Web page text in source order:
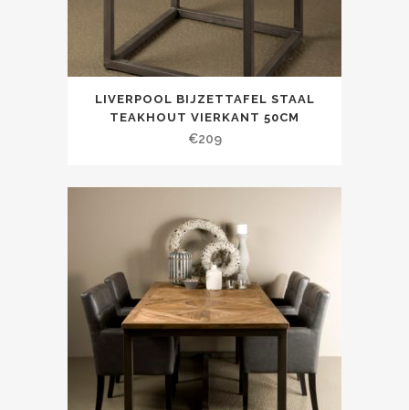
LIVERPOOL BIJZETTAFEL STAAL
TEAKHOUT VIERKANT 50CM
€209